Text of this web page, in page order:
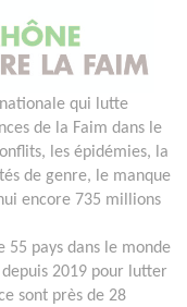
qui lutte
de la Faim dans le
les épidémies, la
de genre, le manque
encore 735 millions
55 pays dans le monde
2019 pour lutter
sont près de 28